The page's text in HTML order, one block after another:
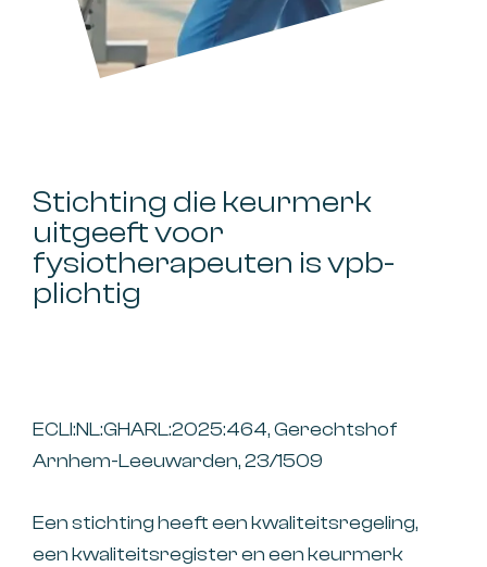
Stichting die keurmerk
uitgeeft voor
fysiotherapeuten is vpb-
plichtig
ECLI:NL:GHARL:2025:464, Gerechtshof
Arnhem-Leeuwarden, 23/1509
Een stichting heeft een kwaliteitsregeling,
een kwaliteitsregister en een keurmerk